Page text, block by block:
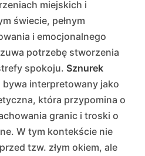
miejskich i
świecie, pełnym
i emocjonalnego
potrzebę stworzenia
spokoju. Sznurek
bywa interpretowany jako
która przypomina o
granic i troski o
W tym kontekście nie
tzw. złym okiem, ale